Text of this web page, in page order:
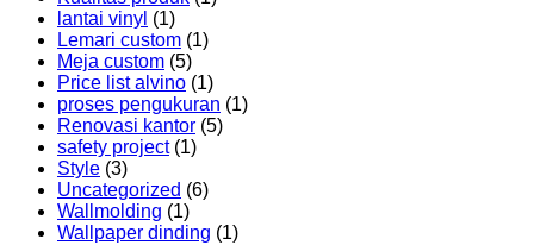
lantai vinyl (1)
Lemari custom (1)
Meja custom (5)
Price list alvino (1)
proses pengukuran (1)
Renovasi kantor (5)
safety project(1)
Style (3)
Uncategorized (6)
Wallmolding (1)
Wallpaper dinding (1)